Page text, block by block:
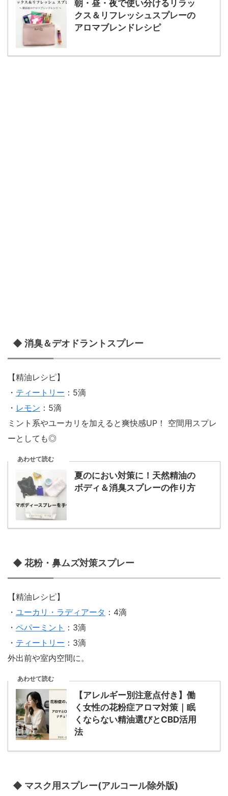
朝・昼・夜で使い分けるリラッ
クス＆リフレッシュスプレーの
アロマブレンドレシピ
◆ 消臭＆デオドラントスプレー
【精油レシピ】
・ ティートリー ：5滴
・ レモン ：5滴
ミント系やユーカリを加えると爽快感UP！ 空間用スプレ
ーとしても◎
あわせて読む
夏のにおい対策に！天然精油の
ボディ＆消臭スプレーの作り方
◆ 花粉・鼻ムズ対策スプレー
【精油レシピ】
・ ユーカリ・ラディアータ ：4滴
・ ペパーミント ：3滴
・ ティートリー ：3滴
外出前や室内空間に。
あわせて読む
【アレルギー別注意点付き】働
く女性の花粉症アロマ対策｜眠
くならない精油選びとCBD活用
法
◆ マスク用スプレー(アルコール除外版)